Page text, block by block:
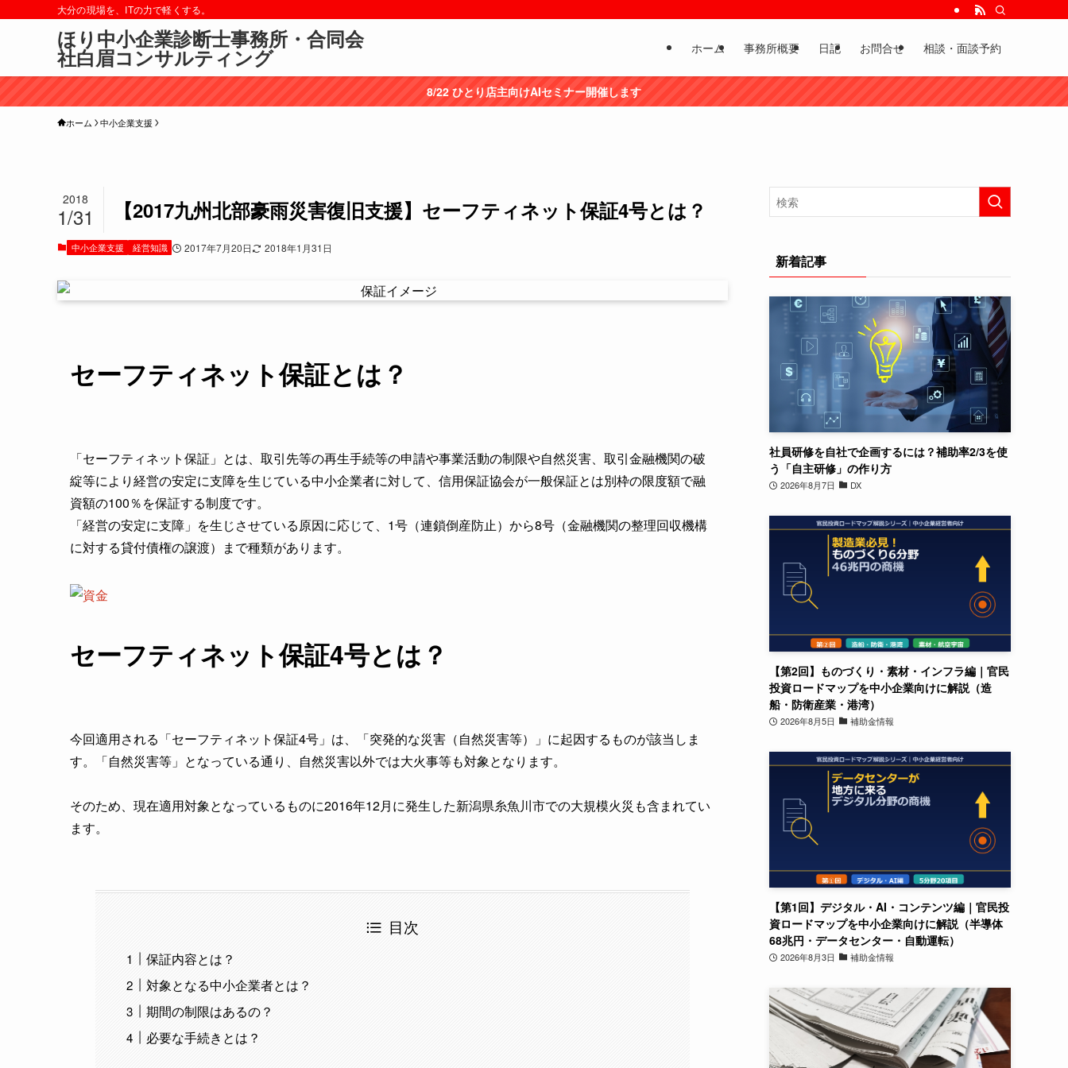
大分の現場を、ITの力で軽くする。
ほり中小企業診断士事務所・合同会
社白眉コンサルティング ホーム 事務所概要 日記 お問合せ 相談・面談予約
8/22 ひとり店主向けAIセミナー開催します
ホーム 中小企業支援
【2017九州北部豪雨災害復旧支援】セーフティネット保証4号とは？
2018
1/31
中小企業支援 経営知識 2017年7月20日 2018年1月31日
セーフティネット保証とは？
「セーフティネット保証」とは、取引先等の再生手続等の申請や事業活動の制限や自然災害、取引金融機関の破
綻等により経営の安定に支障を生じている中小企業者に対して、信用保証協会が一般保証とは別枠の限度額で融
資額の100％を保証する制度です。
「経営の安定に支障」を生じさせている原因に応じて、1号（連鎖倒産防止）から8号（金融機関の整理回収機構
に対する貸付債権の譲渡）まで種類があります。
セーフティネット保証4号とは？
今回適用される「セーフティネット保証4号」は、「突発的な災害（自然災害等）」に起因するものが該当しま
す。「自然災害等」となっている通り、自然災害以外では大火事等も対象となります。
そのため、現在適用対象となっているものに2016年12月に発生した新潟県糸魚川市での大規模火災も含まれてい
ます。
目次
保証内容とは？
対象となる中小企業者とは？
期間の制限はあるの？
必要な手続きとは？
新着記事
社員研修を自社で企画するには？補助率2/3を使
う「自主研修」の作り方
2026年8月7日 DX
【第2回】ものづくり・素材・インフラ編｜官民
投資ロードマップを中小企業向けに解説（造
船・防衛産業・港湾）
2026年8月5日 補助金情報
【第1回】デジタル・AI・コンテンツ編｜官民投
資ロードマップを中小企業向けに解説（半導体
68兆円・データセンター・自動運転）
2026年8月3日 補助金情報